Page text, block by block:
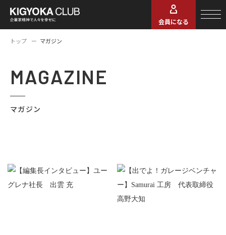
会員になる
トップ マガジン
MAGAZINE
マガジン